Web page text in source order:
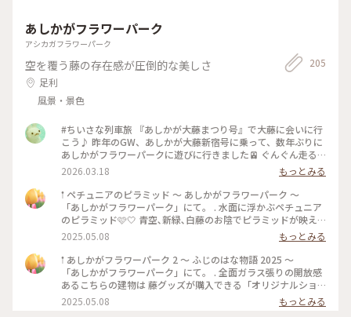
あしかがフラワーパーク
アシカガフラワーパーク
空を覆う藤の存在感が圧倒的な美しさ
足利
風景・景色
205
#ちいさな列車旅 『あしかが大藤まつり号』で大藤に会いに行
こう♪ 昨年のGW、あしかが大藤新宿号に乗って、数年ぶりに
あしかがフラワーパークに遊びに行きました🚈 ぐんぐん走る
特急は渡良瀬川を越え、列車の窓一面に田園風景や新緑の美し
い景色を楽しめます。 最寄り駅はあしかがフラワーパーク駅。
サラサラと風に揺れる紫の大藤、大量の花吹雪を舞わせる薄紅
の藤棚は圧巻でした。 レストランは並びましたが、下野牛や
日光のマスなどのご当地グルメを園内の藤を眺めつつ楽しめま
した。屋外テイクアウトでも藤ソフトなど充実しています。 お
土産は藤のお花見をしている猫ちゃんを連れて帰りました🐈️ハ
ンカチです(^-^) 首都圏から足利直行のJRの春の特別特急は今
年も運行するようです。しかも増便です！ 車窓の旅に出掛けて
みてはいかがでしょうか🌸 #あしかがフラワーパーク #栃木県
#あしかが大藤まつり号
2026.03.18
もっとみる
𖡡 ペチュニアのピラミッド 〜 あしかがフラワーパーク 〜
「あしかがフラワーパーク」にて。 . 水面に浮かぶペチュニア
のピラミッド🩷🤍 青空､新緑､白藤のお陰でピラミッドが映え
ました🌈✨ 初めて成功したリフレクション( ˶ ᷇ 𖥦 ᷆ ˵ ) . アートな
景色を楽しめました🖼️𓈒𓏸 . . 3~5枚目は花売場付近にあった素敵
な花手水💐 優しい色合いのお花がたくさん浮かんでました♪ .
花で賑わう今の時期が1番いいですね🥰🌸 . 初めて来ましたが､
とても素敵な所だったので また来年も行きたいです💜🤍🩷 .
長々とお付き合い頂き､ありがとうございました。 . . 写真は
2025.05.01に撮りました📷ˊ˗ #あしかがフラワーパー
2025.05.08
もっとみる
𖡡 あしかがフラワーパーク 2 〜 ふじのはな物語 2025 〜
「あしかがフラワーパーク」にて。 . 全面ガラス張りの開放感
あるこちらの建物は 藤グッズが購入できる「オリジナルショ
ップ」です。 . 藤色の傘やハンカチ､ハンドクリーム 素敵な花
器など様々なグッズがあり 多くの女性客で賑わっていました
2025.05.08 もっとみる